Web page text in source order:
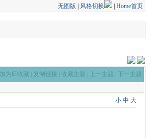
无图版 风格切换 | Home首页
加为IE收藏 复制链接 收藏主题 上一主题 下一主题
小 中 大